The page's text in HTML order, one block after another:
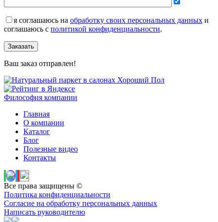
я соглашаюсь на обработку своих персональных данных и
соглашаюсь с политикой конфиденциальности.
Заказать
Ваш заказ отправлен!
Философия компании
Главная
О компании
Каталог
Блог
Полезные видео
Контакты
Все права защищены ©
Политика конфиденциальности
Согласие на обработку персональных данных
Написать руководителю